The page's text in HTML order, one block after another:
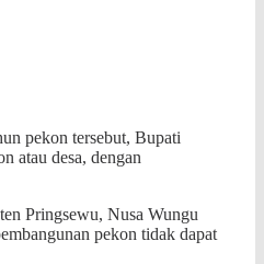
pekon tersebut, Bupati
atau desa, dengan
Pringsewu, Nusa Wungu
pekon tidak dapat